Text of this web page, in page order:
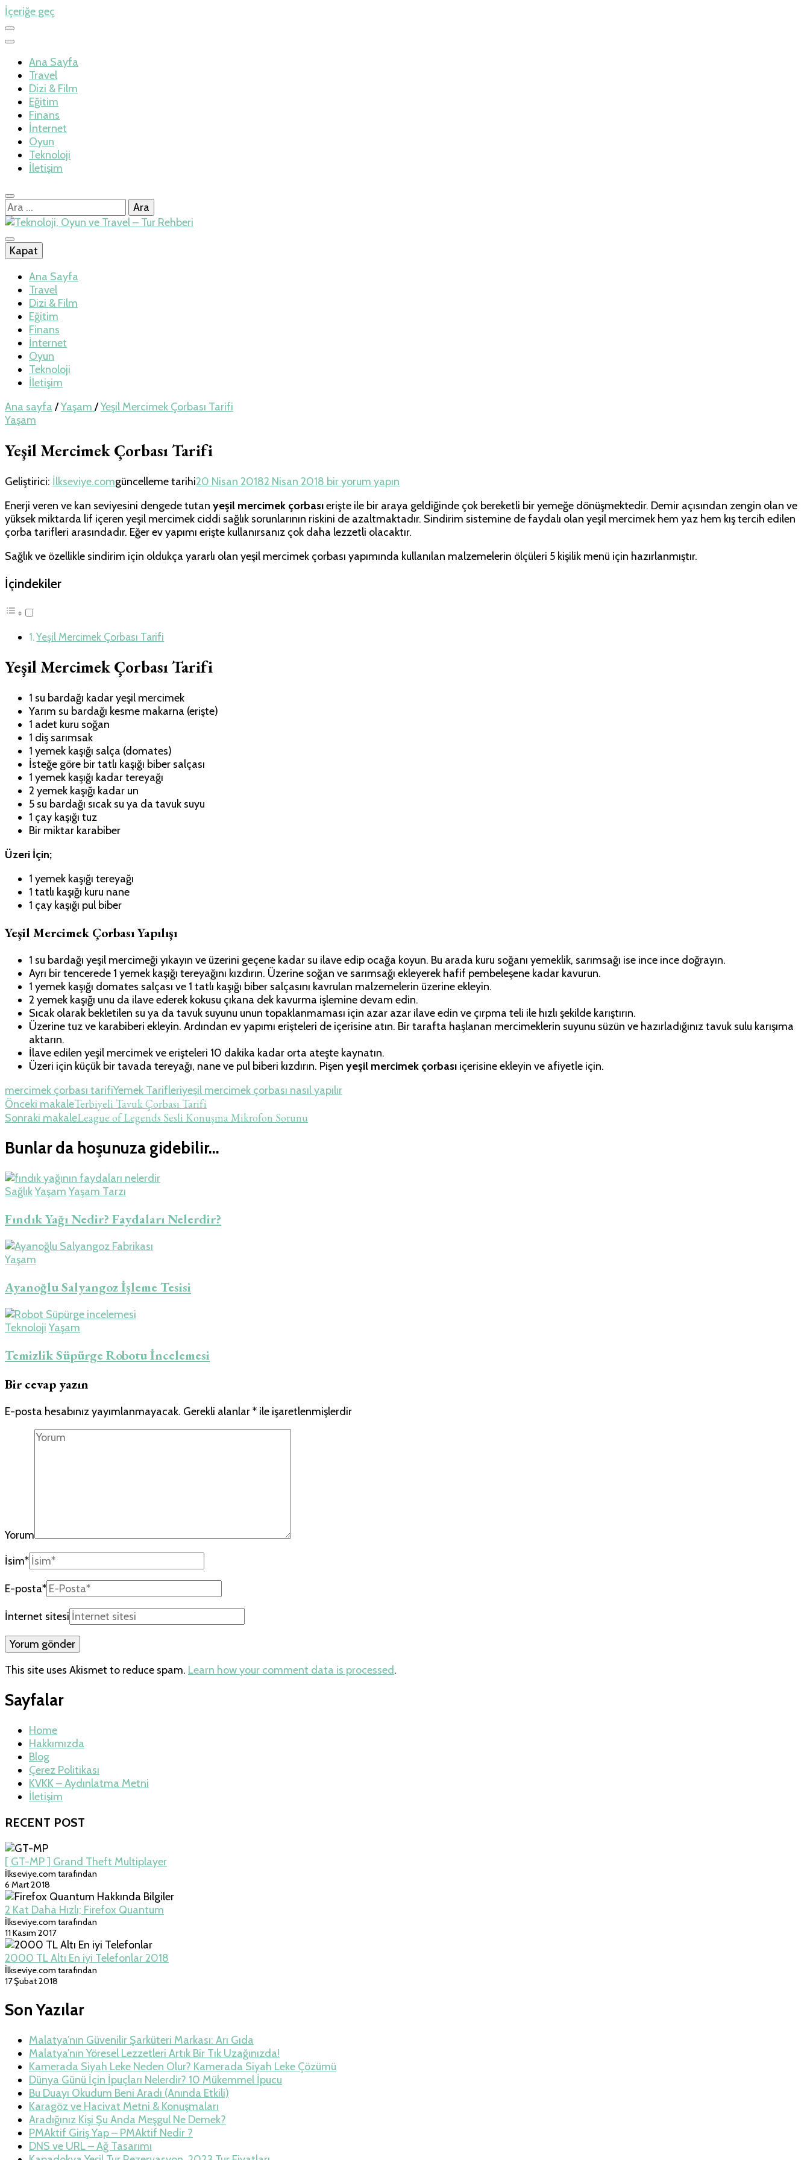
İçeriğe geç
Ana Sayfa
Travel
Dizi & Film
Eğitim
Finans
İnternet
Oyun
Teknoloji
İletişim
Arama:
Teknoloji, Oyun ve Travel – Tur Rehberi
İlkseviye
Kapat
Ana Sayfa
Travel
Dizi & Film
Eğitim
Finans
İnternet
Oyun
Teknoloji
İletişim
Ana sayfa /Yaşam /Yeşil Mercimek Çorbası Tarifi
Yaşam
Yeşil Mercimek Çorbası Tarifi
Geliştirici: İlkseviye.comgüncelleme tarihi20 Nisan 20182 Nisan 2018 Yeşil
Çorbası
Tarifi
için
bir yorum yapın
Enerji veren ve kan seviyesini dengede tutan yeşil mercimek çorbasıerişte ile bir araya geldiğinde çok bereketli bir yemeğe dönüşmektedir. Demir açısından zengin olan ve
yüksek miktarda lif içeren yeşil mercimek ciddi sağlık sorunlarının riskini de azaltmaktadır. Sindirim sistemine de faydalı olan yeşil mercimek hem yaz hem kış tercih edilen
çorba tarifleri arasındadır. Eğer ev yapımı erişte kullanırsanız çok daha lezzetli olacaktır.
Sağlık ve özellikle sindirim için oldukça yararlı olan yeşil mercimek çorbası yapımında kullanılan malzemelerin ölçüleri 5 kişilik menü için hazırlanmıştır.
İçindekiler
Yeşil Mercimek Çorbası Tarifi
Yeşil Mercimek Çorbası Tarifi
1 su bardağı kadar yeşil mercimek
Yarım su bardağı kesme makarna (erişte)
1 adet kuru soğan
1 diş sarımsak
1 yemek kaşığı salça (domates)
İsteğe göre bir tatlı kaşığı biber salçası
1 yemek kaşığı kadar tereyağı
2 yemek kaşığı kadar un
5 su bardağı sıcak su ya da tavuk suyu
1 çay kaşığı tuz
Bir miktar karabiber
Üzeri İçin;
1 yemek kaşığı tereyağı
1 tatlı kaşığı kuru nane
1 çay kaşığı pul biber
Yeşil Mercimek Çorbası Yapılışı
1 su bardağı yeşil mercimeği yıkayın ve üzerini geçene kadar su ilave edip ocağa koyun. Bu arada kuru soğanı yemeklik, sarımsağı ise ince ince doğrayın.
Ayrı bir tencerede 1 yemek kaşığı tereyağını kızdırın. Üzerine soğan ve sarımsağı ekleyerek hafif pembeleşene kadar kavurun.
1 yemek kaşığı domates salçası ve 1 tatlı kaşığı biber salçasını kavrulan malzemelerin üzerine ekleyin.
2 yemek kaşığı unu da ilave ederek kokusu çıkana dek kavurma işlemine devam edin.
Sıcak olarak bekletilen su ya da tavuk suyunu unun topaklanmaması için azar azar ilave edin ve çırpma teli ile hızlı şekilde karıştırın.
Üzerine tuz ve karabiberi ekleyin. Ardından ev yapımı erişteleri de içerisine atın. Bir tarafta haşlanan mercimeklerin suyunu süzün ve hazırladığınız tavuk sulu karışıma
aktarın.
İlave edilen yeşil mercimek ve erişteleri 10 dakika kadar orta ateşte kaynatın.
Üzeri için küçük bir tavada tereyağı, nane ve pul biberi kızdırın. Pişen yeşil mercimek çorbası içerisine ekleyin ve afiyetle için.
mercimek çorbası tarifiYemek Tarifleriyeşil mercimek çorbası nasıl yapılır
Yazı
dolaşımı
Önceki makaleTerbiyeli Tavuk Çorbası Tarifi
Sonraki makaleLeague of Legends Sesli Konuşma Mikrofon Sorunu
Bunlar da hoşunuza gidebilir...
SağlıkYaşam Yaşam Tarzı
Fındık Yağı Nedir? Faydaları Nelerdir?
Yaşam
Ayanoğlu Salyangoz İşleme Tesisi
Teknoloji Yaşam
Temizlik Süpürge Robotu İncelemesi
Bir cevap yazın
E-posta hesabınız yayımlanmayacak. Gerekli alanlar* ile işaretlenmişlerdir
Yorum
İsim*
E-posta*
İnternet sitesi
This site uses Akismet to reduce spam. Learn how your comment data is processed.
Sayfalar
Home
Hakkımızda
Blog
Çerez Politikası
KVKK – Aydınlatma Metni
İletişim
RECENT POST
[ GT-MP ] Grand Theft Multiplayer
İlkseviye.com tarafından
6 Mart 2018
2 Kat Daha Hızlı; Firefox Quantum
İlkseviye.com tarafından
11 Kasım 2017
2000 TL Altı En iyi Telefonlar 2018
İlkseviye.com tarafından
17 Şubat 2018
Son Yazılar
Malatya’nın Güvenilir Şarküteri Markası: Arı Gıda
Malatya’nın Yöresel Lezzetleri Artık Bir Tık Uzağınızda!
Kamerada Siyah Leke Neden Olur? Kamerada Siyah Leke Çözümü
Dünya Günü İçin İpuçları Nelerdir? 10 Mükemmel İpucu
Bu Duayı Okudum Beni Aradı (Anında Etkili)
Karagöz ve Hacivat Metni & Konuşmaları
Aradığınız Kişi Şu Anda Meşgul Ne Demek?
PMAktif Giriş Yap – PMAktif Nedir ?
DNS ve URL – Ağ Tasarımı